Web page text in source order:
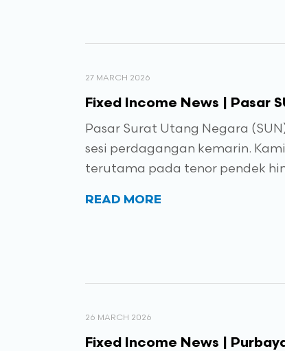
27 MARCH 2026
Fixed Income News | Pasar
Pasar Surat Utang Negara
sesi perdagangan kemarin.
terutama pada tenor pendek
READ MORE
26 MARCH 2026
Fixed Income News |